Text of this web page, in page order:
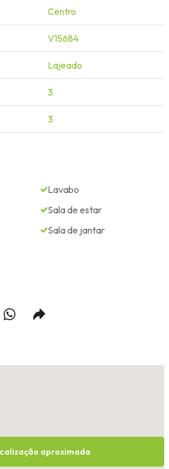
Centro
V15684
Lajeado
3
3
Lavabo
Sala de estar
Sala de jantar
aproximada